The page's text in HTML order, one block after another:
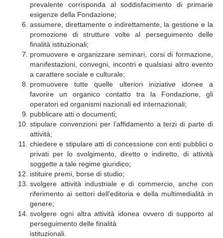
prevalente corrisponda al soddisfacimento di primarie
esigenze della Fondazione;
assumere, direttamente o indirettamente, la gestione e la
promozione di strutture volte al perseguimento delle
finalità istituzionali;
promuovere e organizzare seminari, corsi di formazione,
manifestazioni, convegni, incontri e qualsiasi altro evento
a carattere sociale e culturale;
promuovere tutte quelle ulteriori iniziative idonee a
favorire un organico contatto tra la Fondazione, gli
operatori ed organismi nazionali ed internazionali;
pubblicare atti o documenti;
stipulare convenzioni per l’affidamento a terzi di parte di
attività;
chiedere e stipulare atti di concessione con enti pubblici o
privati per lo svolgimento, diretto o indiretto, di attività
soggette a tale regime giuridico;
istituire premi, borse di studio;
svolgere attività industriale e di commercio, anche con
riferimento ai settori dell’editoria e della multimedialità in
genere;
svolgere ogni altra attività idonea ovvero di supporto al
perseguimento delle finalità
istituzionali.